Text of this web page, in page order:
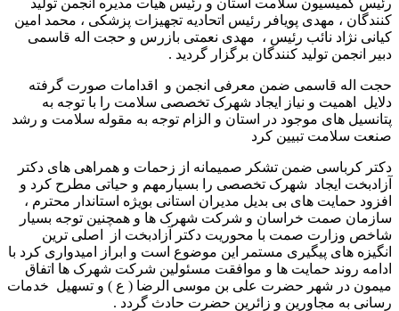
کنندگان ، مهدی پویافر رئیس اتحادیه تجهیزات پزشکی ، محمد امین
کیانی نژاد نائب رئیس ، مهدی نعمتی بازرس و حجت اله قاسمی
دبیر انجمن تولید کنندگان برگزار گردید .
حجت اله قاسمی ضمن معرفی انجمن و
اقدامات صورت گرفته
دلایل
اهمیت و نیاز ایجاد شهرک تخصصی سلامت را با توجه به
پتانسیل های موجود در استان و الزام توجه به مقوله سلامت و رشد
صنعت سلامت تبیین کرد
دکتر کرباسی ضمن تشکر صمیمانه از زحمات و همراهی های دکتر
آزادبخت ایجاد شهرک تخصصی را بسیار‌مهم و حیاتی مطرح کرد و
افزود حمایت های بی بدیل مدیران استانی بویژه استاندار محترم ،
سازمان صمت خراسان و شرکت شهرک ها و همچنین توجه بسیار
شاخص وزارت صمت با محوریت دکتر آزادبخت از
اصلی ترین
انگیزه های پیگیری مستمر این موضوع است و ابراز امیدواری کرد با
ادامه روند حمایت ها و موافقت مسئولین شرکت شهرک ها اتفاق
میمون در شهر حضرت علی بن موسی الرضا ( ع ) و تسهیل خدمات
رسانی به مجاورین و زائرین حضرت حادث گردد .